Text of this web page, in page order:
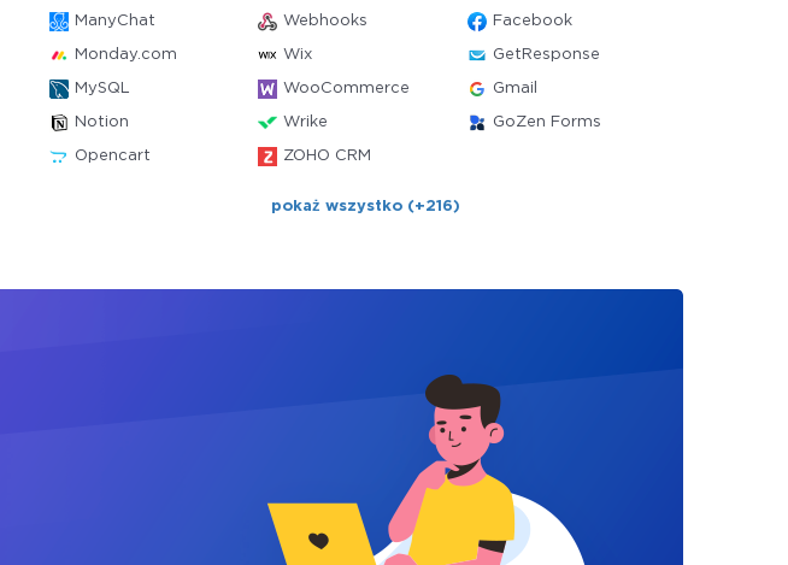
ManyChat Webhooks Facebook
Monday.com Wix GetResponse
MySQL WooCommerce Gmail
Notion Wrike GoZen Forms
Opencart ZOHO CRM
pokaż wszystko (+216)